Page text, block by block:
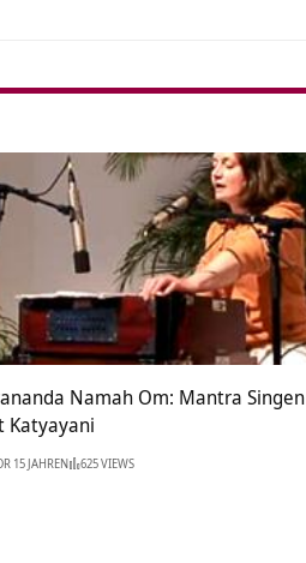
Namah Om: Mantra Singen
Katyayani
15 JAHREN 625 VIEWS